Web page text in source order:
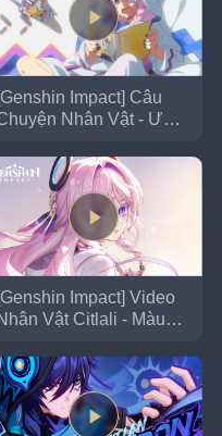
Impact] Câu
Nhân Vật - Ước
Impact] Video
Vật Citlali - Màu